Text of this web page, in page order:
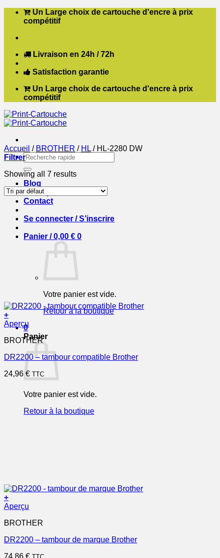
Passer Un Large choix de cartouche d'encre à prix
compétitif
Livraison en 24h / 72h
Satisfaction garantie
Un Large choix de cartouche d'encre à prix
compétitif
Recherche
pour :
Blog
Boutique
Contact
Se connecter / S’inscrire
Panier /0,00 € 0
Votre panier est vide.
Retour à la boutique
0
Panier
Votre panier est vide.
Retour à la boutique
Accueil / BROTHER / HL /HL-2280 DW
Filtrer
Showing all 7 results
+
Aperçu
BROTHER
DR2200 – tambour compatible Brother
24,96 € TTC
+
Aperçu
BROTHER
DR2200 – tambour de marque Brother
74,86 €